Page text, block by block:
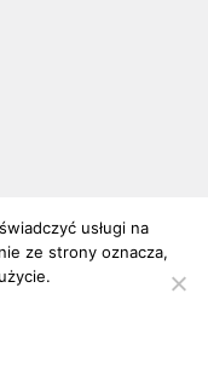
usługi na
ze strony oznacza,